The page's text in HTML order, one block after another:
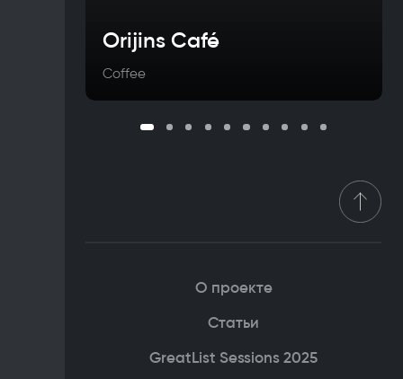
Orijins Café
Coffee
О проекте
Статьи
GreatList Sessions 2025